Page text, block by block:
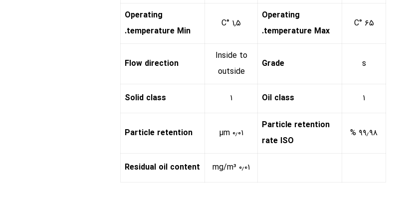
۶۵ °C
Operating
temperature Max.
۱,۵ °C
Operating
temperature Min.
s
Grade
Inside to
outside
Flow direction
۱ Oil class ۱ Solid class
۹۹٫۹۸ %
Particle retention
rate ISO
۰٫۰۱ µm Particle retention
۰٫۰۱ mg/m³ Residual oil content